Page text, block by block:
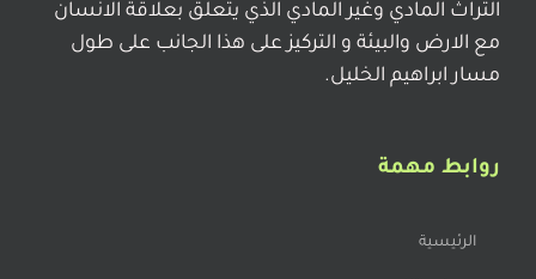
شد قربت الرملة على اللد
قَــشَــرْ يــابــا قَــشْــر
جـوزنـي قـبـل مـا يـقـوم “الـكـادم “
التراث المادي وغير المادي الذي يتعلق بعلاقة الانسان
مع الارض والبيئة و التركيز على هذا الجانب على طول
مسار ابراهيم الخليل.
روابط مهمة
الرئيسية